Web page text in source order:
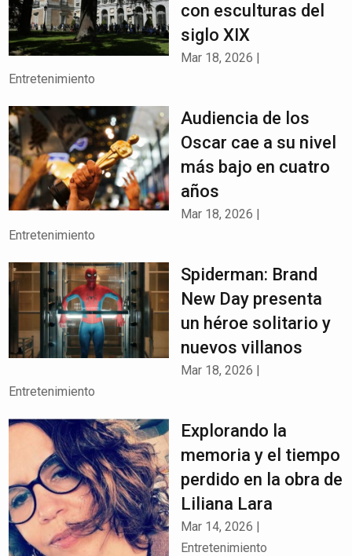
con esculturas del
siglo XIX
Mar 18, 2026 |
Entretenimiento
Audiencia de los
Oscar cae a su nivel
más bajo en cuatro
años
Mar 18, 2026 |
Entretenimiento
Spiderman: Brand
New Day presenta
un héroe solitario y
nuevos villanos
Mar 18, 2026 |
Entretenimiento
Explorando la
memoria y el tiempo
perdido en la obra de
Liliana Lara
Mar 14, 2026 |
Entretenimiento